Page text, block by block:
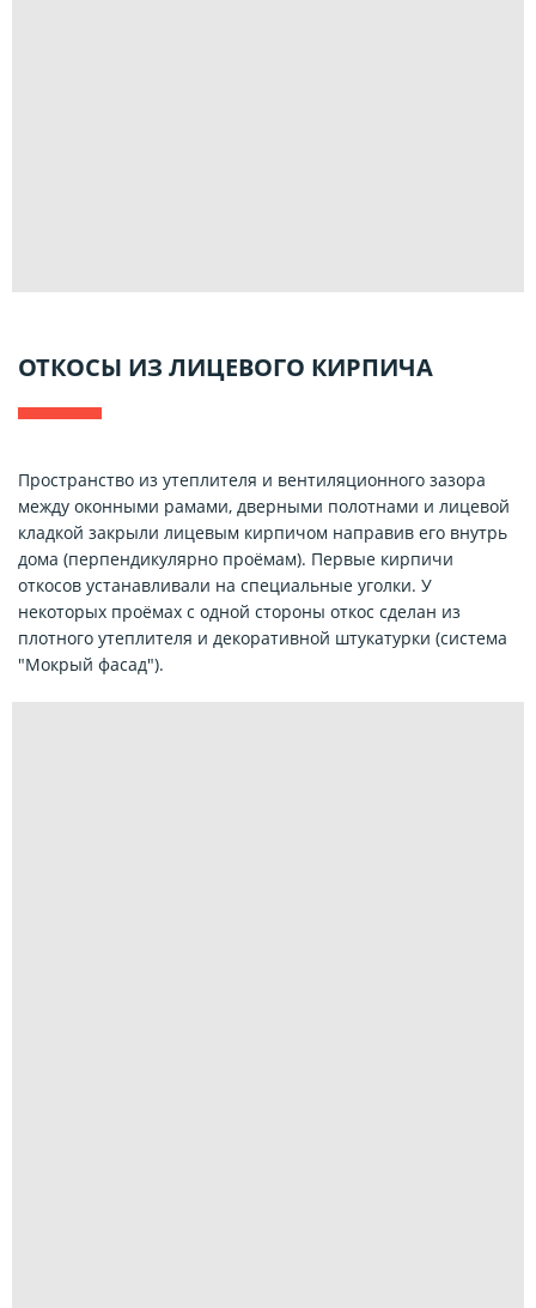
ОТКОСЫ ИЗ ЛИЦЕВОГО КИРПИЧА
Пространство из утеплителя и вентиляционного зазора
между оконными рамами, дверными полотнами и лицевой
кладкой закрыли лицевым кирпичом направив его внутрь
дома (перпендикулярно проёмам). Первые кирпичи
откосов устанавливали на специальные уголки. У
некоторых проёмах с одной стороны откос сделан из
плотного утеплителя и декоративной штукатурки (система
"Мокрый фасад").